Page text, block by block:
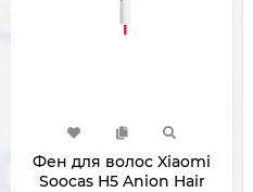
Фен для волос Xiaomi
Soocas H5 Anion Hair